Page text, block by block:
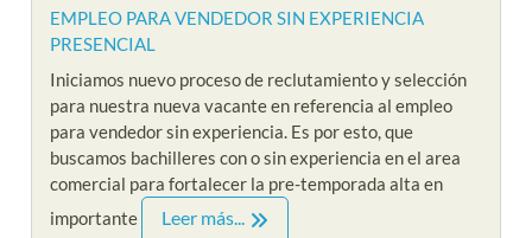
EMPLEO PARA VENDEDOR SIN EXPERIENCIA
PRESENCIAL
Iniciamos nuevo proceso de reclutamiento y selección
para nuestra nueva vacante en referencia al empleo
para vendedor sin experiencia. Es por esto, que
buscamos bachilleres con o sin experiencia en el area
comercial para fortalecer la pre-temporada alta en
importante
Leer más...